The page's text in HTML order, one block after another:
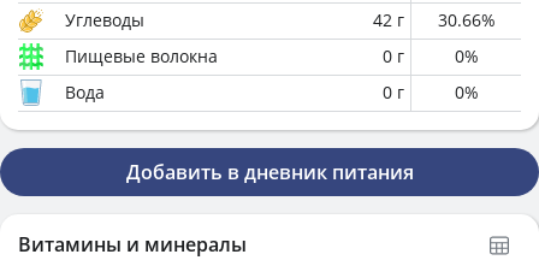
Углеводы
42 г 30.66%
Пищевые волокна
0 г 0%
Вода
0 г 0%
Добавить в дневник питания
Витамины и минералы